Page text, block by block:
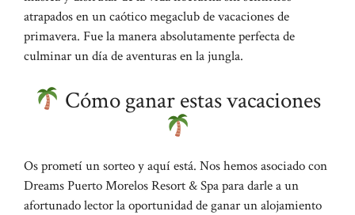
atrapados en un caótico megaclub de vacaciones de
primavera. Fue la manera absolutamente perfecta de
culminar un día de aventuras en la jungla.
Cómo ganar estas vacaciones
Os prometí un sorteo y aquí está. Nos hemos asociado con
Dreams Puerto Morelos Resort & Spa para darle a un
afortunado lector la oportunidad de ganar un alojamiento